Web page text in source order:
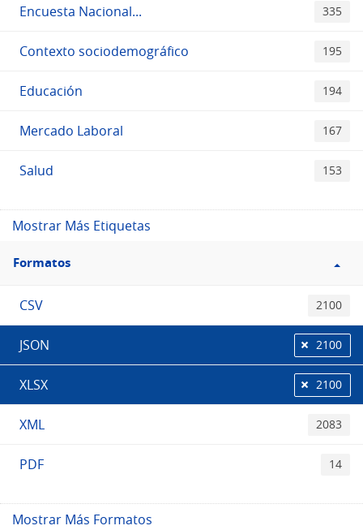
Encuesta Nacional... 335
Contexto sociodemográfico 195
Educación 194
Mercado Laboral 167
Salud 153
Mostrar Más Etiquetas
Filtro
Formatos
Formatos
CSV 2100
JSON 2100
XLSX 2100
XML 2083
PDF 14
Mostrar Más Formatos